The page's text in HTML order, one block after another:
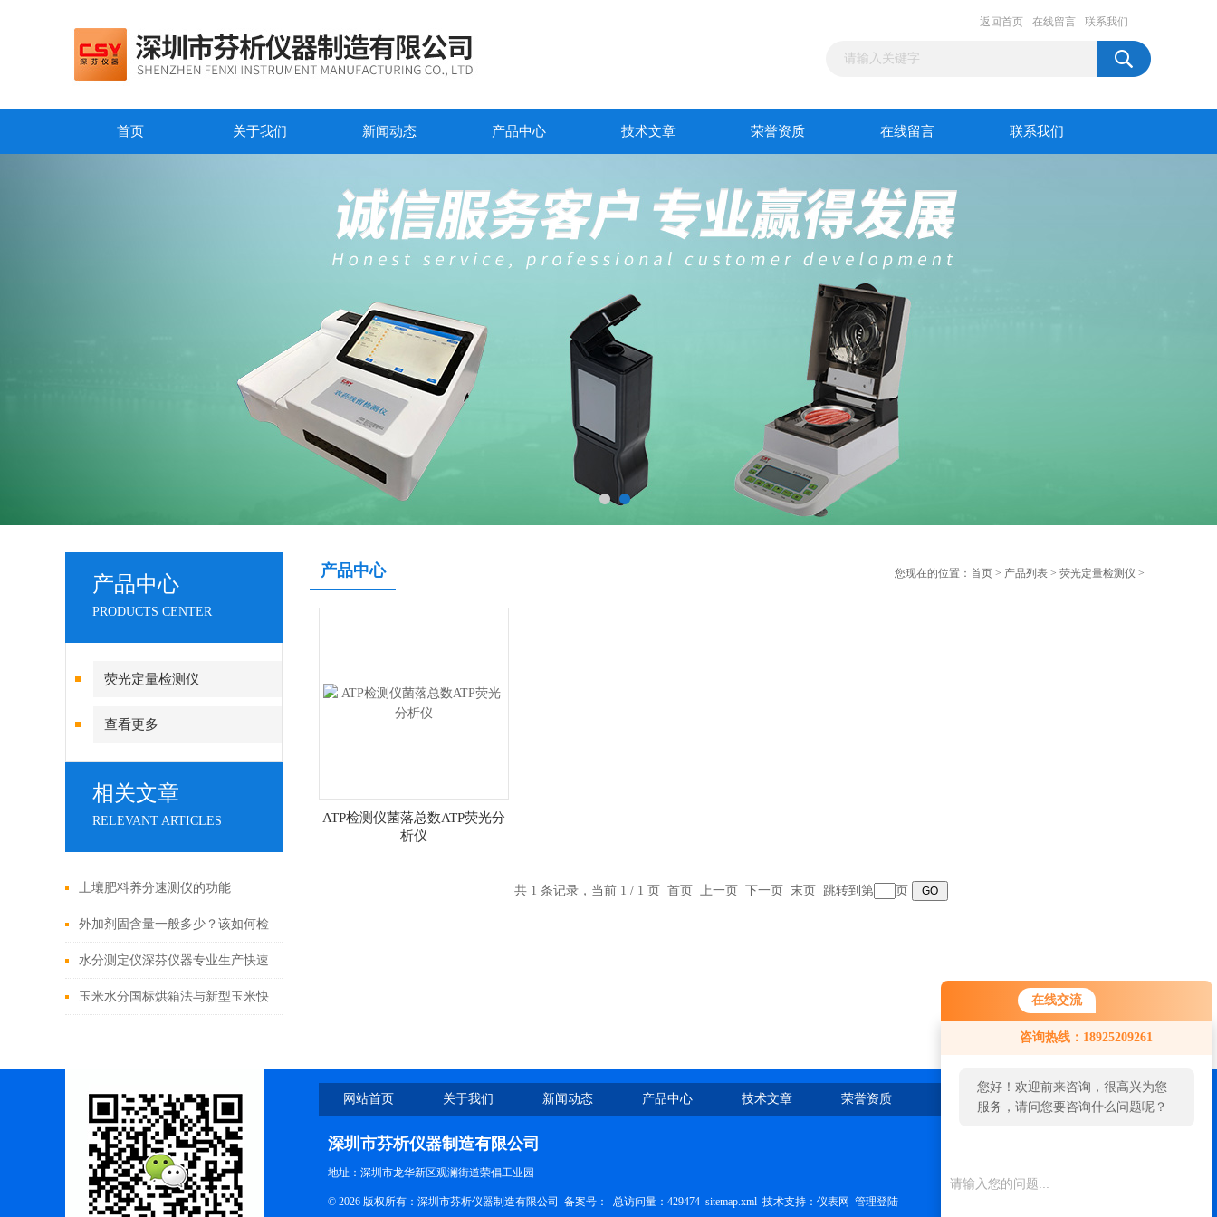
在线交流
咨询热线：18925209261
您好！欢迎前来咨询，很高兴为您
服务，请问您要咨询什么问题呢？
返回首页 在线留言 联系我们
首页 关于我们 新闻动态 产品中心 技术文章 荣誉资质 在线留言 联系我们
产品中心
PRODUCTS CENTER
荧光定量检测仪
查看更多
相关文章
RELEVANT ARTICLES
土壤肥料养分速测仪的功能
外加剂固含量一般多少？该如何检
测固体含量
水分测定仪深芬仪器专业生产快速
水分测定仪
玉米水分国标烘箱法与新型玉米快
产品中心 您现在的位置： 首页 > 产品列表 > 荧光定量检测仪 >
ATP检测仪菌落总数ATP荧光分
析仪
共 1 条记录，当前 1 / 1 页 首页 上一页 下一页 末页 跳转到第 页
网站首页 关于我们 新闻动态 产品中心 技术文章 荣誉资质 在线留言 联系我们
深圳市芬析仪器制造有限公司
地址：深圳市龙华新区观澜街道荣倡工业园
© 2026 版权所有：深圳市芬析仪器制造有限公司 备案号： 总访问量：429474 sitemap.xml 技术支持： 仪表网 管理登陆